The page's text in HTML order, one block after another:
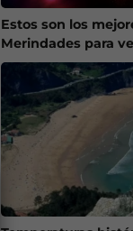
Estos son los
Merindades para